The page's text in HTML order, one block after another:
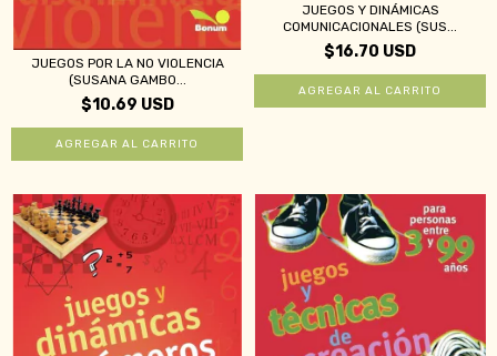
JUEGOS POR LA NO VIOLENCIA
(SUSANA GAMBO...
$10.69 USD
JUEGOS Y DINÁMICAS
COMUNICACIONALES (SUS...
$16.70 USD